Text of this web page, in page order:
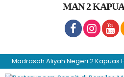
MAN 2
Aliyah Negeri 2 Kapuas